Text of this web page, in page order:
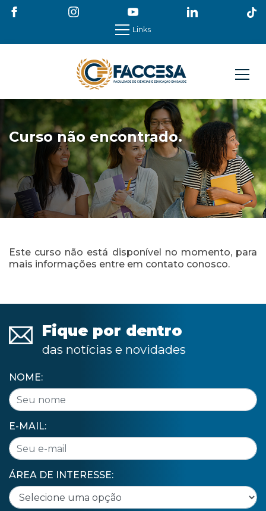
Links
Curso não encontrado.
Este curso não está disponível no momento, para
mais informações entre em contato conosco.
Fique por dentro
das notícias e novidades
NOME:
E-MAIL:
ÁREA DE INTERESSE: